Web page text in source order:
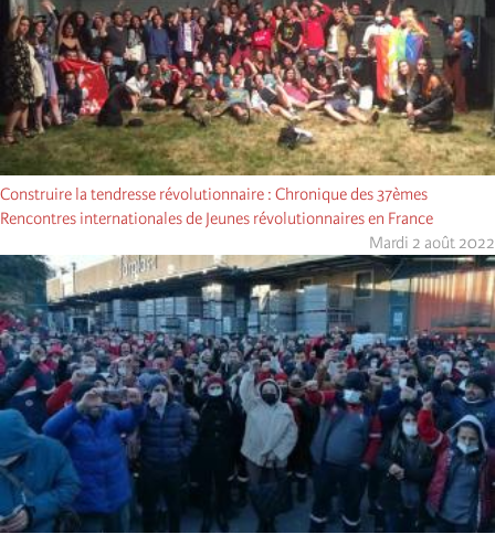
Construire la tendresse révolutionnaire : Chronique des 37èmes
Rencontres internationales de Jeunes révolutionnaires en France
Mardi 2 août 2022